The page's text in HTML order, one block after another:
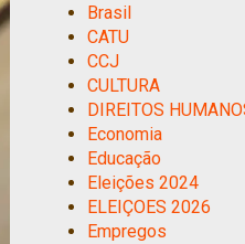
Brasil
CATU
CCJ
CULTURA
DIREITOS
Economia
Educação
Eleições 2024
ELEIÇOES 2026
Empregos